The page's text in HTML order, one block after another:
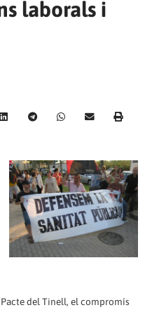
laborals i
del Tinell, el compromís